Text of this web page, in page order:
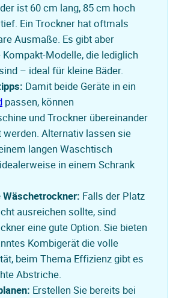
ist 60 cm lang, 85 cm hoch
Ein Trockner hat oftmals
Ausmaße. Es gibt aber
Modelle, die lediglich
– ideal für kleine Bäder.
Damit beide Geräte in ein
passen, können
und Trockner übereinander
Alternativ lassen sie
langen Waschtisch
in einem Schrank
Falls der Platz
ausreichen sollte, sind
eine gute Option. Sie bieten
Kombigerät die volle
beim Thema Effizienz gibt es
Abstriche.
Erstellen Sie bereits bei